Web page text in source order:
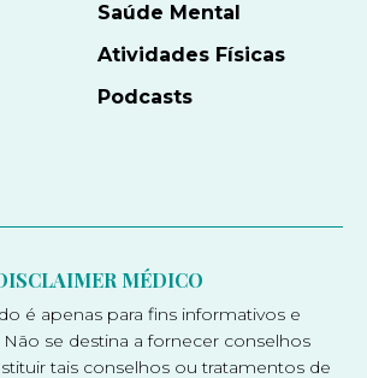
Saúde Mental
Atividades Físicas
Podcasts
MÉDICO
é apenas para fins informativos e
Não se destina a fornecer conselhos
tais conselhos ou tratamentos de